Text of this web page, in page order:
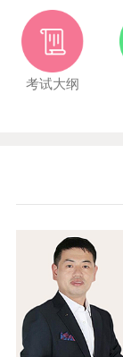
考试大纲